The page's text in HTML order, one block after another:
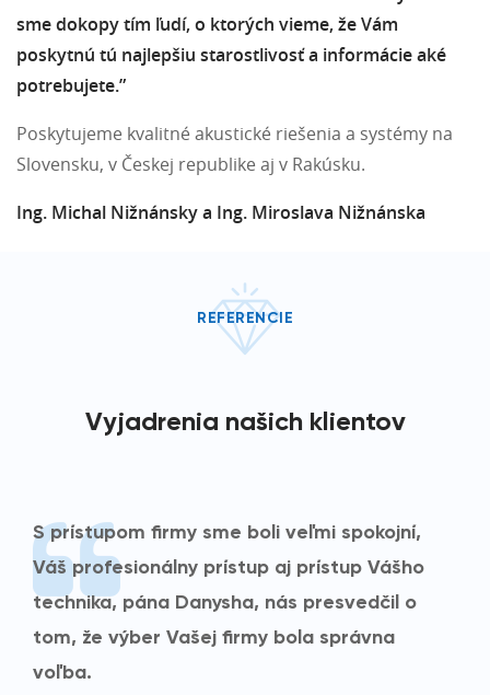
sme dokopy tím ľudí, o ktorých vieme, že Vám
poskytnú tú najlepšiu starostlivosť a informácie aké
potrebujete.”
Poskytujeme kvalitné akustické riešenia a systémy na
Slovensku, v Českej republike aj v Rakúsku.
Ing. Michal Nižnánsky a Ing. Miroslava Nižnánska
REFERENCIE
Vyjadrenia našich klientov
S prístupom firmy sme boli veľmi spokojní,
Váš profesionálny prístup aj prístup Vášho
technika, pána Danysha, nás presvedčil o
tom, že výber Vašej firmy bola správna
voľba.